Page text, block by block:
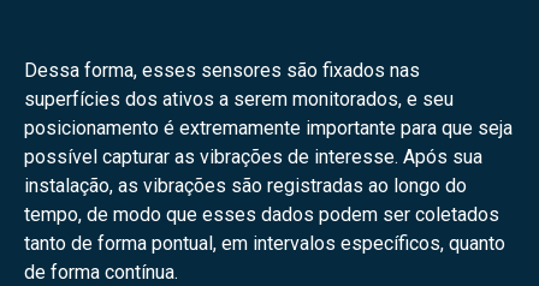
Dessa forma, esses sensores são fixados nas
superfícies dos ativos a serem monitorados, e seu
posicionamento é extremamente importante para que seja
possível capturar as vibrações de interesse. Após sua
instalação, as vibrações são registradas ao longo do
tempo, de modo que esses dados podem ser coletados
tanto de forma pontual, em intervalos específicos, quanto
de forma contínua.